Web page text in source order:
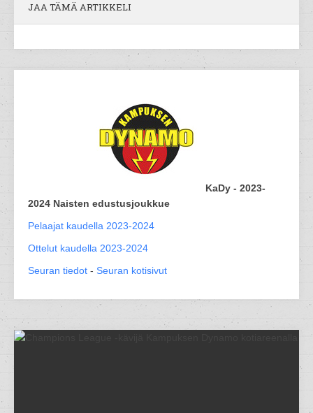
JAA TÄMÄ ARTIKKELI
KaDy - 2023-
2024 Naisten edustusjoukkue
Pelaajat kaudella 2023-2024
Ottelut kaudella 2023-2024
Seuran tiedot - Seuran kotisivut